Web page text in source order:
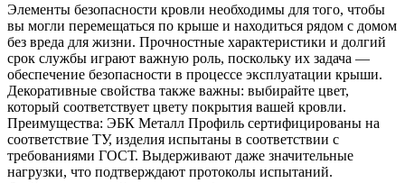
мм
без
кронштейнов
(9005)_1шт
и
метизы
Элементы безопасности кровли необходимы для того, чтобы
вы могли перемещаться по крыше и находиться рядом с домом
без вреда для жизни. Прочностные характеристики и долгий
срок службы играют важную роль, поскольку их задача —
обеспечение безопасности в процессе эксплуатации крыши.
Декоративные свойства также важны: выбирайте цвет,
который соответствует цвету покрытия вашей кровли.
Преимущества: ЭБК Металл Профиль сертифицированы на
соответствие ТУ, изделия испытаны в соответствии с
требованиями ГОСТ. Выдерживают даже значительные
нагрузки, что подтверждают протоколы испытаний.